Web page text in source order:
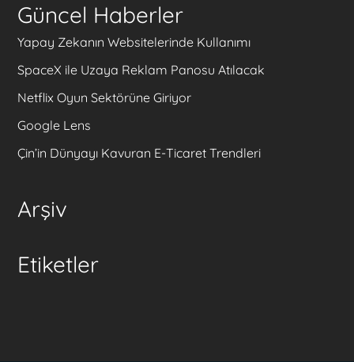
Güncel Haberler
Yapay Zekanın Websitelerinde Kullanımı
SpaceX ile Uzaya Reklam Panosu Atılacak
Netflix Oyun Sektörüne Giriyor
Google Lens
Çin’in Dünyayı Kavuran E-Ticaret Trendleri
Arşiv
Etiketler